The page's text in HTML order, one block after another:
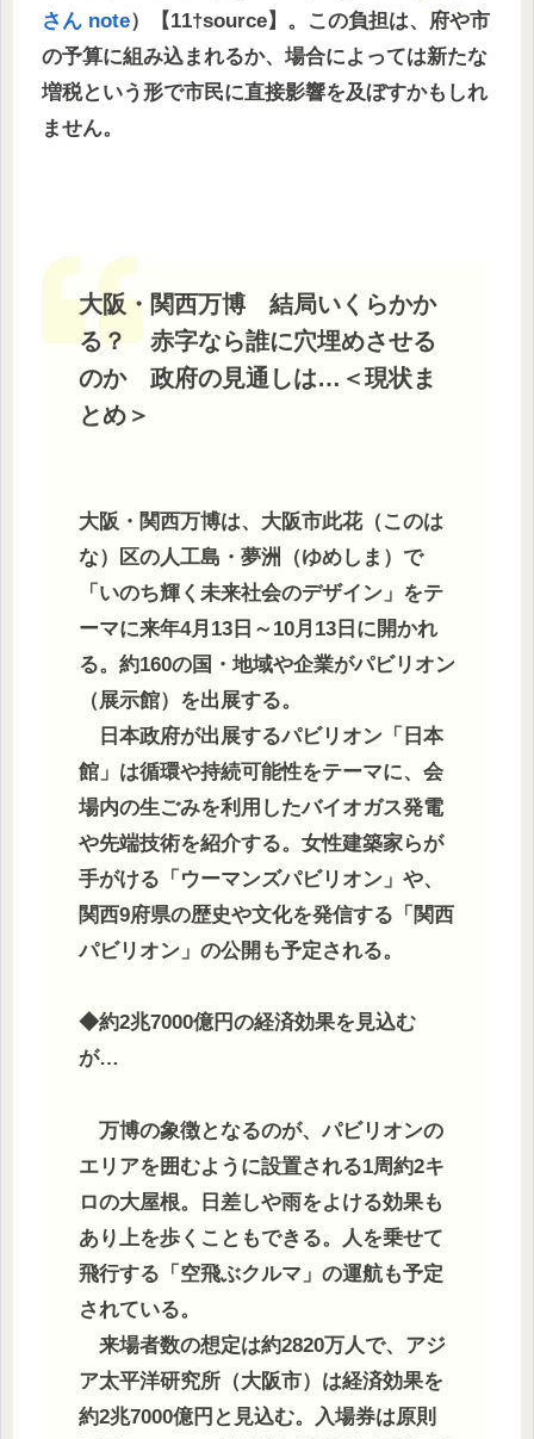
さん note）【11†source】。この負担は、府や市
の予算に組み込まれるか、場合によっては新たな
増税という形で市民に直接影響を及ぼすかもしれ
ません。
大阪・関西万博 結局いくらかか
る？ 赤字なら誰に穴埋めさせる
のか 政府の見通しは…＜現状ま
とめ＞
大阪・関西万博は、大阪市此花（このは
な）区の人工島・夢洲（ゆめしま）で
「いのち輝く未来社会のデザイン」をテ
ーマに来年4月13日～10月13日に開かれ
る。約160の国・地域や企業がパビリオン
（展示館）を出展する。
日本政府が出展するパビリオン「日本
館」は循環や持続可能性をテーマに、会
場内の生ごみを利用したバイオガス発電
や先端技術を紹介する。女性建築家らが
手がける「ウーマンズパビリオン」や、
関西9府県の歴史や文化を発信する「関西
パビリオン」の公開も予定される。
◆約2兆7000億円の経済効果を見込む
が…
万博の象徴となるのが、パビリオンの
エリアを囲むように設置される1周約2キ
ロの大屋根。日差しや雨をよける効果も
あり上を歩くこともできる。人を乗せて
飛行する「空飛ぶクルマ」の運航も予定
されている。
来場者数の想定は約2820万人で、アジ
ア太平洋研究所（大阪市）は経済効果を
約2兆7000億円と見込む。入場券は原則